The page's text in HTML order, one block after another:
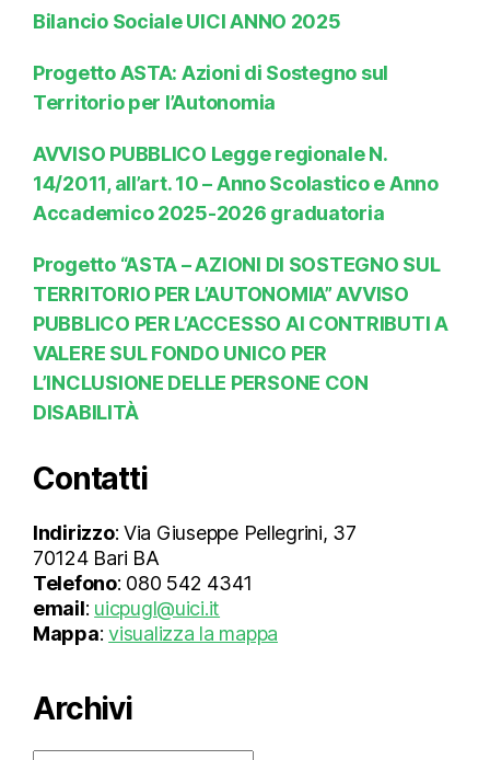
Bilancio Sociale UICI ANNO 2025
Progetto ASTA: Azioni di Sostegno sul
Territorio per l’Autonomia
AVVISO PUBBLICO Legge regionale N.
14/2011, all’art. 10 – Anno Scolastico e Anno
Accademico 2025-2026 graduatoria
Progetto “ASTA – AZIONI DI SOSTEGNO SUL
TERRITORIO PER L’AUTONOMIA” AVVISO
PUBBLICO PER L’ACCESSO AI CONTRIBUTI A
VALERE SUL FONDO UNICO PER
L’INCLUSIONE DELLE PERSONE CON
DISABILITÀ
Contatti
Indirizzo: Via Giuseppe Pellegrini, 37
70124 Bari BA
Telefono: 080 542 4341
email: uicpugl@uici.it
Mappa:visualizza la mappa
Archivi